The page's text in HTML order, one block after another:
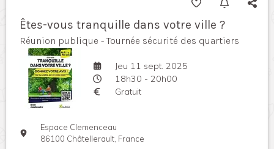
Êtes-vous tranquille dans votre ville ?
Réunion publique - Tournée sécurité des quartiers
Jeu 11 sept. 2025
18h30 - 20h00
Gratuit
Espace Clemenceau
86100 Châtellerault, France